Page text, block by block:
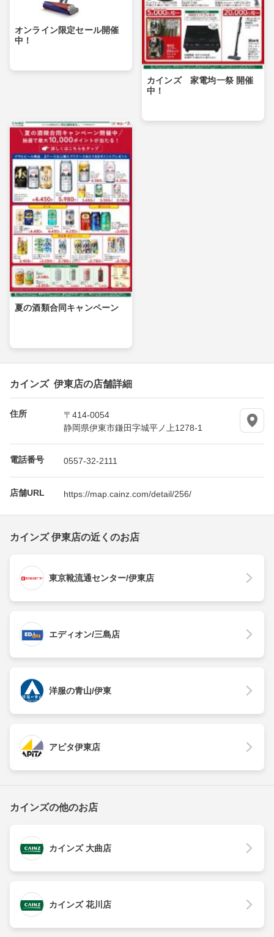
オンライン限定セール開催
中！
カインズ 家電均一祭 開催
中！
夏の酒類合同キャンペーン
カインズ 伊東店の店舗詳細
住所
〒414-0054
静岡県伊東市鎌田字城平ノ上1278-1
電話番号 0557-32-2111
店舗URL https://map.cainz.com/detail/256/
カインズ 伊東店の近くのお店
東京靴流通センター/伊東店
エディオン/三島店
洋服の青山/伊東
アピタ伊東店
カインズの他のお店
カインズ 大曲店
カインズ 花川店